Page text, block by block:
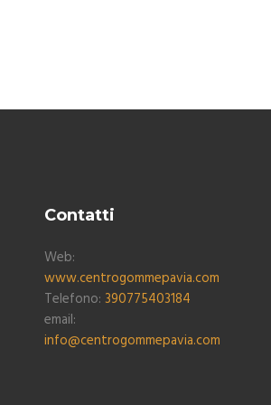
Contatti
Web:
www.centrogommepavia.com
Telefono: 390775403184
email:
info@centrogommepavia.com